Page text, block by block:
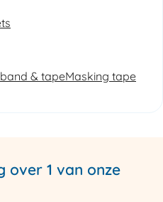
& tapeMasking tape
over 1 van onze